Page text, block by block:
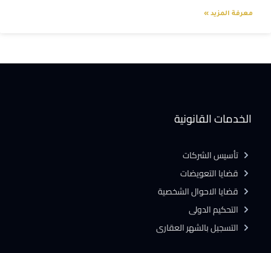
معرفة المزيد »
الخدمات القانونية
تأسيس الشركات
قضايا التعويضات
قضايا الاحوال الشخصية
التحكيم الدولى
التسجيل بالشهر العقارى